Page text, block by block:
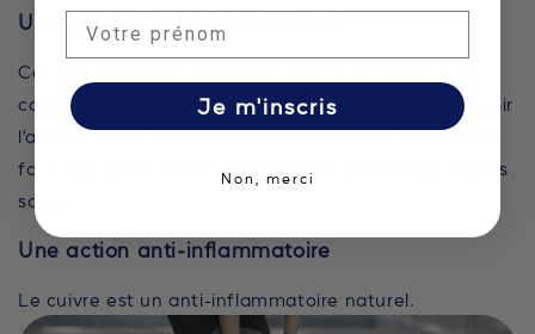
Une peau et des cheveux sains
Cet oligo-élément intervient dans la production de
collagène et la synthèse de mélanine. Il permet d’avoir
l’air plus jeune, de posséder une meilleure protection
face aux UV et d’avoir des cheveux plus beaux et plus
sains.
Une action anti-inflammatoire
Le cuivre est un anti-inflammatoire naturel.
Je m'inscris
Non, merci